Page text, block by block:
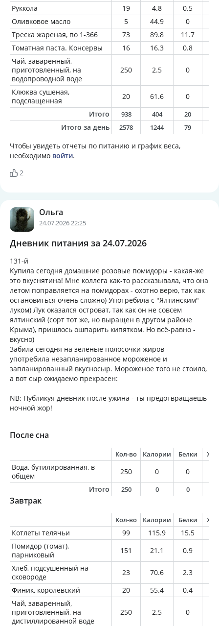
Руккола
19 4.8 0.5
Оливковое масло
5 44.9 0
Треска жареная, по 1-366
73 89.8 11.7
Томатная паста. Консервы
16 16.3 0.8
Чай, заваренный,
приготовленный, на
водопроводной воде
250 2.5 0
Клюква сушеная,
подслащенная
20 61.6 0
Итого
938 404 20
Итого за день 2578 1244 79
Чтобы увидеть отчеты по питанию и график веса,
необходимо войти.
2
Ольга
24.07.2026 22:25
Дневник питания за 24.07.2026
131-й
Купила сегодня домашние розовые помидоры - какая-же
это вкуснятина! Мне коллега как-то рассказывала, что она
летом поправляется на помидорах - охотно верю, так как
остановиться очень сложно) Употребила с "Ялтинским"
луком) Лук оказался островат, так как он не совсем
ялтинский (сорт тот же, но выращен в другом районе
Крыма), пришлось ошпарить кипятком. Но всё-равно -
вкусно)
Забила сегодня на зелёные полосочки жиров -
употребила незапланированное мороженое и
запланированный вкусносыр. Мороженое того не стоило,
а вот сыр ожидаемо прекрасен:
NB: Публикуя дневник после ужина - ты предотвращаешь
ночной жор!
После сна
Кол-во Калории Белки
Вода, бутилированная, в
общем
250 0 0
Итого
250 0 0
Завтрак
Кол-во Калории Белки
Котлеты телячьи 99 115.9 15.5
Помидор (томат),
парниковый
151 21.1 0.9
Хлеб, подсушенный на
сковороде
23 70.6 2.3
Финик, королевский
20 55.4 0.4
Чай, заваренный,
приготовленный, на
дистиллированной воде
250 2.5 0